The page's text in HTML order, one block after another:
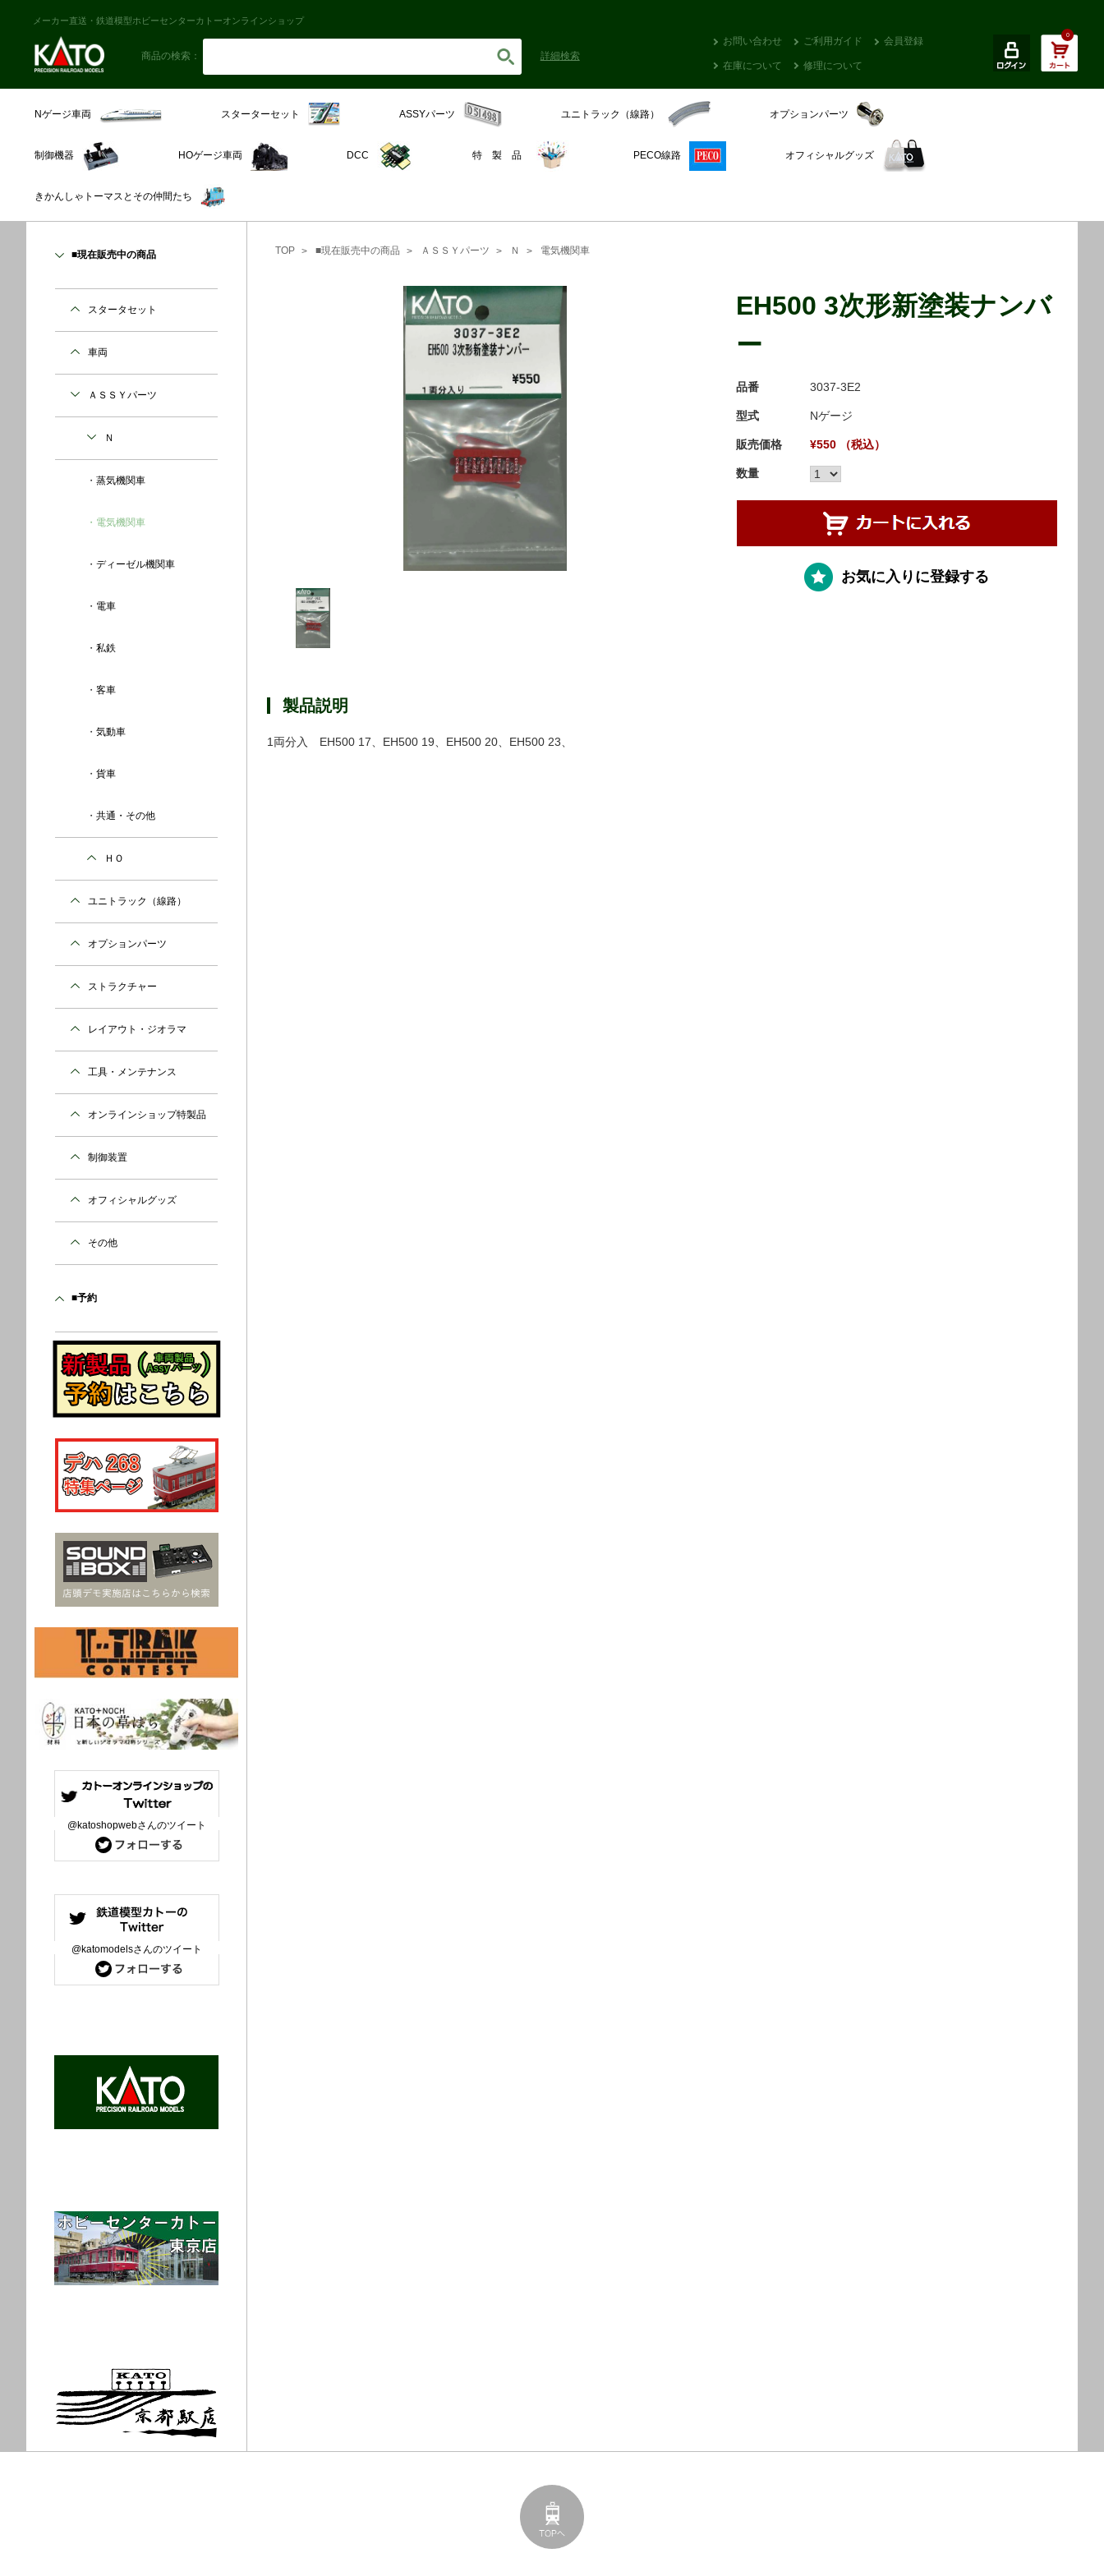
メーカー直送・鉄道模型ホビーセンターカトーオンラインショップ
商品の検索： 詳細検索
お問い合わせ ご利用ガイド 会員登録
在庫について 修理について
0
Nゲージ車両 スターターセット ASSYパーツ ユニトラック（線路） オプションパーツ
制御機器 HOゲージ車両 DCC 特 製 品 PECO線路 オフィシャルグッズ
きかんしゃトーマスとその仲間たち
TOP ■現在販売中の商品 ＡＳＳＹパーツ Ｎ 電気機関車
EH500 3次形新塗装ナンバ
ー
品番 3037-3E2
型式 Nゲージ
販売価格 ¥550 （税込）
数量
お気に入りに登録する
製品説明
1両分入 EH500 17、EH500 19、EH500 20、EH500 23、
■現在販売中の商品
スタータセット
車両
ＡＳＳＹパーツ
Ｎ
蒸気機関車
電気機関車
ディーゼル機関車
電車
私鉄
客車
気動車
貨車
共通・その他
ＨＯ
ユニトラック（線路）
オプションパーツ
ストラクチャー
レイアウト・ジオラマ
工具・メンテナンス
オンラインショップ特製品
制御装置
オフィシャルグッズ
その他
■予約
@katoshopwebさんのツイート
@katomodelsさんのツイート